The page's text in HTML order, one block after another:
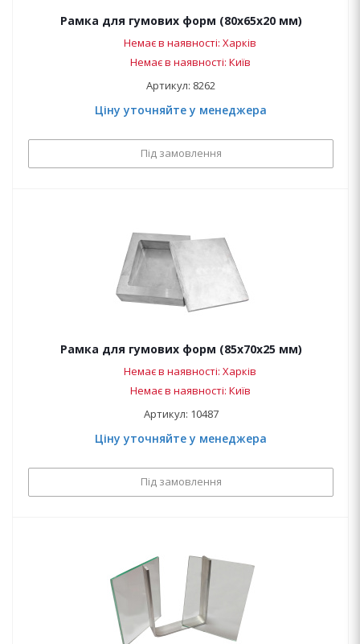
Рамка для гумових форм (80х65х20 мм)
Немає в наявності: Харків
Немає в наявності: Київ
Артикул: 8262
Ціну уточняйте у менеджера
Під замовлення
Рамка для гумових форм (85х70х25 мм)
Немає в наявності: Харків
Немає в наявності: Київ
Артикул: 10487
Ціну уточняйте у менеджера
Під замовлення